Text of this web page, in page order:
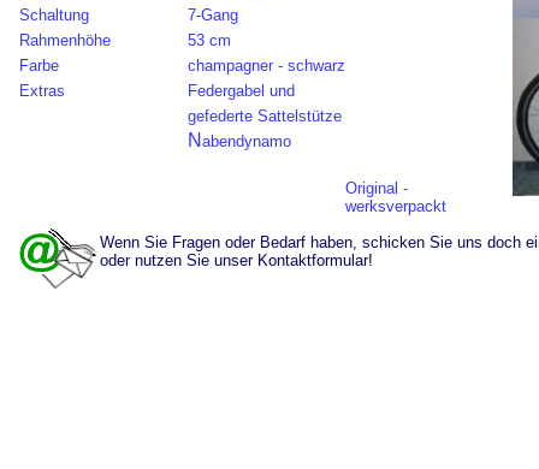
Schaltung
7-Gang
Rahmenhöhe
53 cm
Farbe
champagner - schwarz
Extras
Federgabel und
gefederte Sattelstütze
N abendynamo
Original -
werksverpackt
Wenn Sie Fragen oder Bedarf haben, schicken Sie uns doch
oder nutzen Sie unser Kontaktformular!